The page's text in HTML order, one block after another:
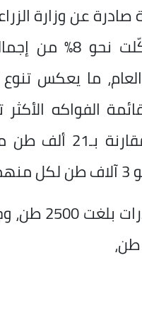
عن وزارة
البرتقال
ما يعكس
الفواكه
أوروبا 7